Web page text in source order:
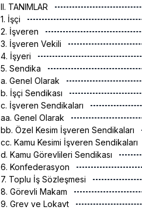
II. TANIMLAR
1. İşçi
2. İşveren
3. İşveren Vekili
4. İşyeri
5. Sendika
a. Genel Olarak
b. İşçi Sendikası
c. İşveren Sendikaları
aa. Genel Olarak
bb. Özel Kesim İşveren Sendikaları
cc. Kamu Kesimi İşveren Sendikaları
d. Kamu Görevlileri Sendikası
6. Konfederasyon
7. Toplu İş Sözleşmesi
8. Görevli Makam
9. Grev ve Lokavt